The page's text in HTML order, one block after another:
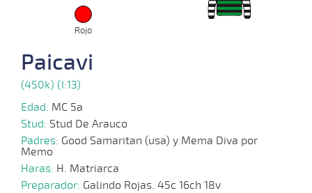
Rojo
Paicavi
(450k) (I:13)
Edad: MC 5a
Stud: Stud De Arauco
Padres: Good Samaritan (usa) y Mema Diva por
Memo
Haras: H. Matriarca
Preparador: Galindo Rojas. 45c 16ch 18v